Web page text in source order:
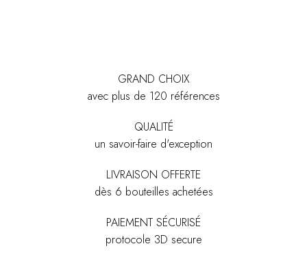
GRAND CHOIX
avec plus de 120 références
QUALITÉ
un savoir-faire d'exception
LIVRAISON OFFERTE
dès 6 bouteilles achetées
PAIEMENT SÉCURISÉ
protocole 3D secure